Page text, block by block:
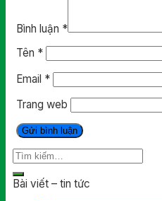
Bình luận *
Tên *
Email *
Trang web
Bài viết – tin tức